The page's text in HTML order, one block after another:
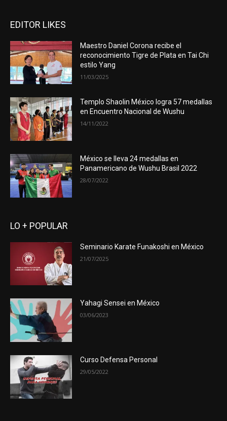
EDITOR LIKES
Maestro Daniel Corona recibe el
reconocimiento Tigre de Plata en Tai Chi
estilo Yang
11/03/2025
Templo Shaolin México logra 57 medallas
en Encuentro Nacional de Wushu
14/11/2022
México se lleva 24 medallas en
Panamericano de Wushu Brasil 2022
28/07/2022
LO + POPULAR
Seminario Karate Funakoshi en México
21/07/2025
Yahagi Sensei en México
03/06/2023
Curso Defensa Personal
29/05/2022